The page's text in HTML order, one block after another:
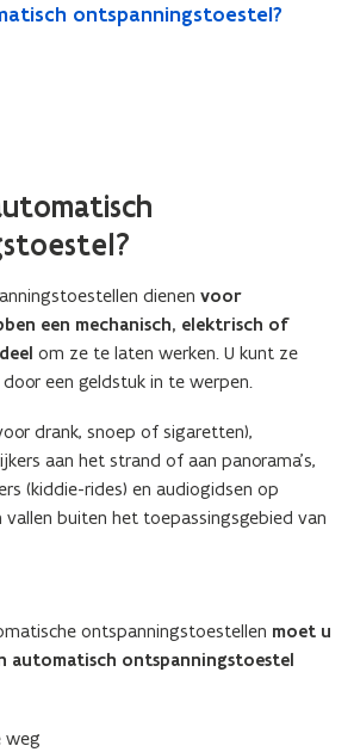
ontspanningstoestel?
dienen voor
een mechanisch, elektrisch of
om ze te laten werken. U kunt ze
een geldstuk in te werpen.
drank, snoep of sigaretten),
aan het strand of aan panorama’s,
(kiddie-rides) en audiogidsen op
buiten het toepassingsgebied van
ontspanningstoestellen moet u
automatisch ontspanningstoestel
weg